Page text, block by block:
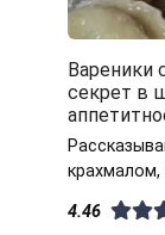
Вареники
секрет в
крахмалом,
4.46